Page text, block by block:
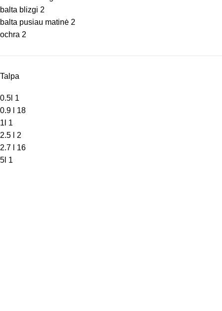
balta blizgi 2
balta pusiau matinė 2
ochra 2
Talpa
0.5l 1
0.9 l
18
1l 1
2.5 l
2
2.7 l
16
5l 1